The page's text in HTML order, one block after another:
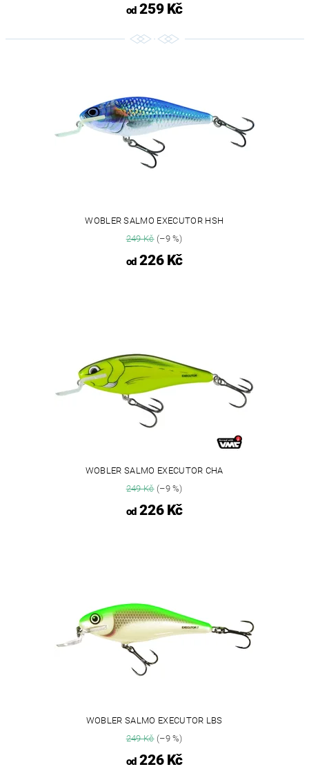
od259 Kč
WOBLER SALMO EXECUTOR HSH
249 Kč(–9 %)
od226 Kč
WOBLER SALMO EXECUTOR CHA
249 Kč(–9 %)
od226 Kč
WOBLER SALMO EXECUTOR LBS
249 Kč(–9 %)
od226 Kč